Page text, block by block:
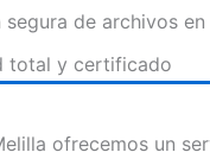
de archivos en
total y certificado
ofrecemos un